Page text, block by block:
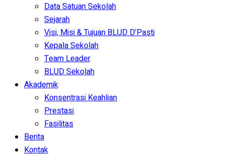
Data Satuan Sekolah
Sejarah
Visi, Misi & Tujuan BLUD D’Pasti
Kepala Sekolah
Team Leader
BLUD Sekolah
Akademik
Konsentrasi Keahlian
Prestasi
Fasilitas
Berita
Kontak